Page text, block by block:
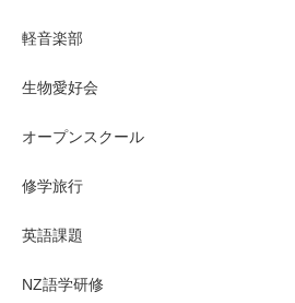
軽音楽部
生物愛好会
オープンスクール
修学旅行
英語課題
NZ語学研修